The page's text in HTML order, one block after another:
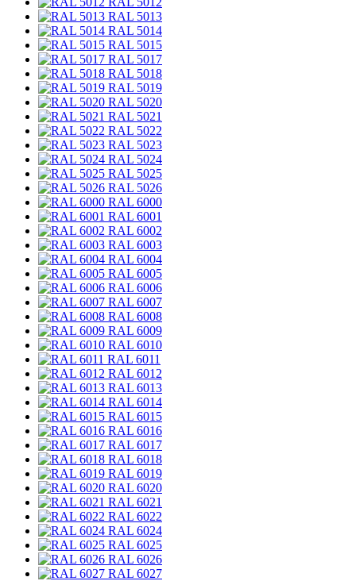
RAL 5013
RAL 5014
RAL 5015
RAL 5017
RAL 5018
RAL 5019
RAL 5020
RAL 5021
RAL 5022
RAL 5023
RAL 5024
RAL 5025
RAL 5026
RAL 6000
RAL 6001
RAL 6002
RAL 6003
RAL 6004
RAL 6005
RAL 6006
RAL 6007
RAL 6008
RAL 6009
RAL 6010
RAL 6011
RAL 6012
RAL 6013
RAL 6014
RAL 6015
RAL 6016
RAL 6017
RAL 6018
RAL 6019
RAL 6020
RAL 6021
RAL 6022
RAL 6024
RAL 6025
RAL 6026
RAL 6027